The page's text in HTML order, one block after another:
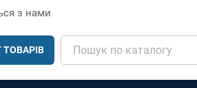
з нами
ТОВАРІВ